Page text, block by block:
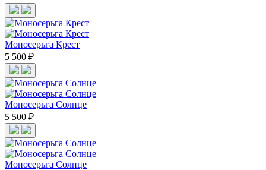
Моносерьга Крест
5 500 ₽
Моносерьга Солнце
5 500 ₽
Моносерьга Солнце
Нажимая подписаться, вы соглашаетесь
сОфертой и Политикой конфиденциальности